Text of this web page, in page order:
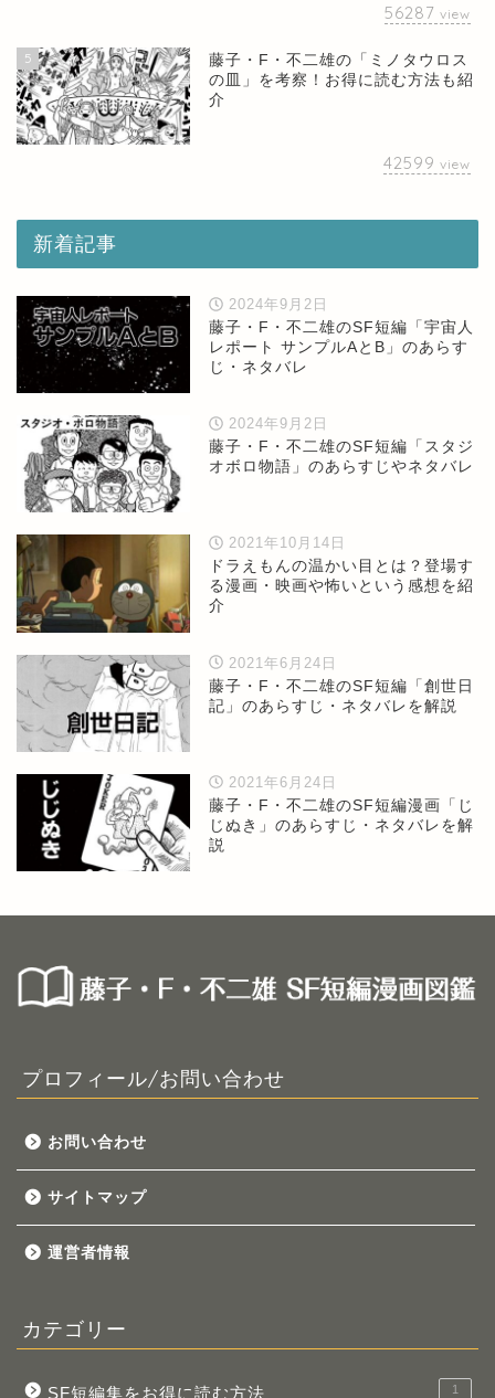
56287 view
5
藤子・F・不二雄の「ミノタウロス
の皿」を考察！お得に読む方法も紹
介
42599 view
新着記事
2024年9月2日
藤子・F・不二雄のSF短編「宇宙人
レポート サンプルAとB」のあらす
じ・ネタバレ
2024年9月2日
藤子・F・不二雄のSF短編「スタジ
オボロ物語」のあらすじやネタバレ
2021年10月14日
ドラえもんの温かい目とは？登場す
る漫画・映画や怖いという感想を紹
介
2021年6月24日
藤子・F・不二雄のSF短編「創世日
記」のあらすじ・ネタバレを解説
2021年6月24日
藤子・F・不二雄のSF短編漫画「じ
じぬき」のあらすじ・ネタバレを解
説
プロフィール/お問い合わせ
お問い合わせ
サイトマップ
運営者情報
カテゴリー
SF短編集をお得に読む方法 1